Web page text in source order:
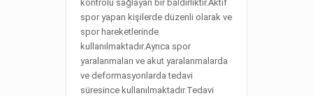
kontrolü sağlayan bir baldırlıktır.Aktif
spor yapan kişilerde düzenli olarak ve
spor hareketlerinde
kullanılmaktadır.Ayrıca spor
yaralanmaları ve akut yaralanmalarda
ve deformasyonlarda tedavi
süresince kullanılmaktadır.Tedavi